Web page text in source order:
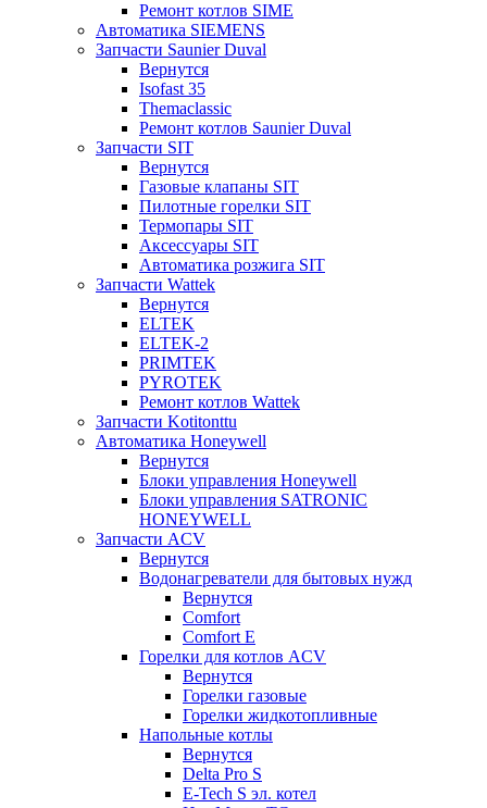
Ремонт котлов SIME
Автоматика SIEMENS
Запчасти Saunier Duval
Вернутся
Isofast 35
Themaclassic
Ремонт котлов Saunier Duval
Запчасти SIT
Вернутся
Газовые клапаны SIT
Пилотные горелки SIT
Термопары SIT
Аксессуары SIT
Автоматика розжига SIT
Запчасти Wattek
Вернутся
ELTEK
ELTEK-2
PRIMTEK
PYROTEK
Ремонт котлов Wattek
Запчасти Kotitonttu
Автоматика Honeywеll
Вернутся
Блоки управления Honeywell
Блоки управления SATRONIC
HONEYWELL
Запчасти ACV
Вернутся
Водонагреватели для бытовых нужд
Вернутся
Comfort
Comfort E
Горелки для котлов ACV
Вернутся
Горелки газовые
Горелки жидкотопливные
Напольные котлы
Вернутся
Delta Pro S
E-Tech S эл. котел